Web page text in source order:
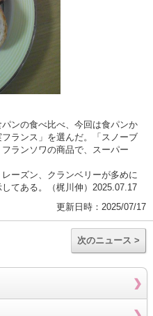
ンの食べ比べ、今回は食パンか
ランス」を選んだ。「スノーブ
ランソワの商品で、スーパー
ーズン、クランベリーが多めに
てある。（梶川伸）2025.07.17
更新日時：2025/07/17
次のニュース >